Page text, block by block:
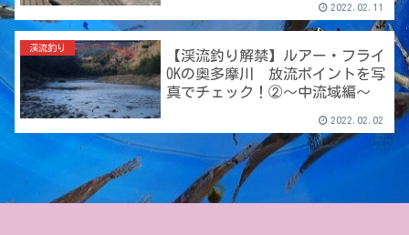
2022.02.11
渓流釣り
【渓流釣り解禁】ルアー・フライ
OKの奥多摩川 放流ポイントを写
真でチェック！②〜中流域編〜
2022.02.02